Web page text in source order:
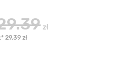
zł
29.39 zł